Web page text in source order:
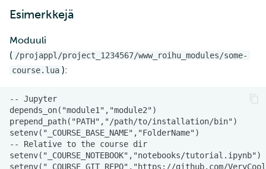
Esimerkkejä
Moduuli
( /projappl/project_1234567/www_roihu_modules/some-
course.lua ):